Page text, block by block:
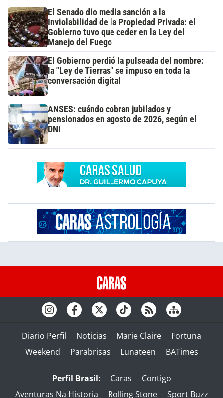
El Senado dio media sanción a la
Inviolabilidad de la Propiedad Privada: el
Gobierno tuvo que ceder en la Ley del
Manejo del Fuego
El Gobierno perdió la pulseada del nombre:
la "Ley de Tierras" se impuso en toda la
conversación digital
ANSES: cuándo cobran jubilados y
pensionados en agosto de 2026, según el
DNI
Diario Perfil Noticias Marie Claire
Fortuna
Weekend
Parabrisas Lunateen BATimes
Perfil Brasil: Caras
Contigo
Aventuras Na Historia
Rolling Stone Sport Buzz